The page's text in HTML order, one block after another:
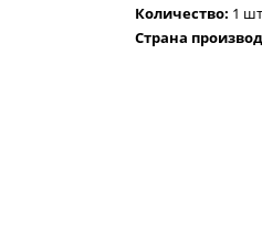
Количество: 1
Страна